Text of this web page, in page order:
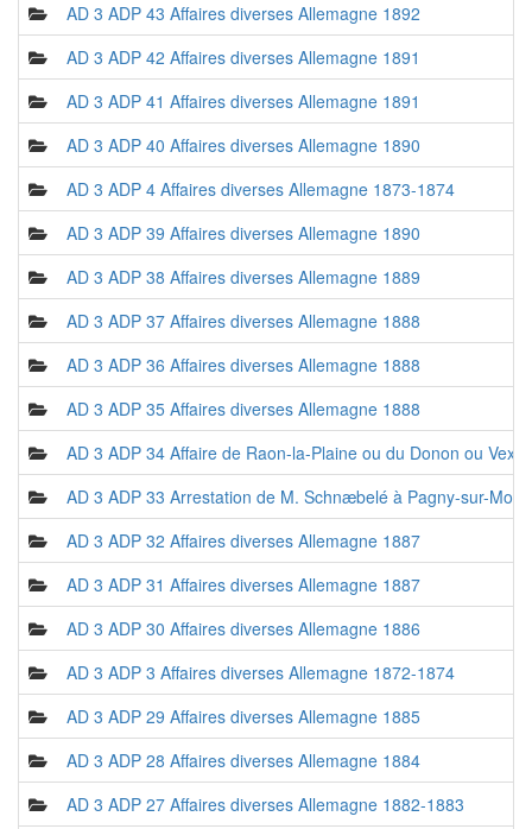
AD 3 ADP 43 Affaires diverses Allemagne 1892
AD 3 ADP 42 Affaires diverses Allemagne 1891
AD 3 ADP 41 Affaires diverses Allemagne 1891
AD 3 ADP 40 Affaires diverses Allemagne 1890
AD 3 ADP 4 Affaires diverses Allemagne 1873-1874
AD 3 ADP 39 Affaires diverses Allemagne 1890
AD 3 ADP 38 Affaires diverses Allemagne 1889
AD 3 ADP 37 Affaires diverses Allemagne 1888
AD 3 ADP 36 Affaires diverses Allemagne 1888
AD 3 ADP 35 Affaires diverses Allemagne 1888
AD 3 ADP 34 Affaire de Raon-la-Plaine ou du Donon ou
AD 3 ADP 33 Arrestation de M. Schnæbelé à Pagny-sur-
AD 3 ADP 32 Affaires diverses Allemagne 1887
AD 3 ADP 31 Affaires diverses Allemagne 1887
AD 3 ADP 30 Affaires diverses Allemagne 1886
AD 3 ADP 3 Affaires diverses Allemagne 1872-1874
AD 3 ADP 29 Affaires diverses Allemagne 1885
AD 3 ADP 28 Affaires diverses Allemagne 1884
AD 3 ADP 27 Affaires diverses Allemagne 1882-1883